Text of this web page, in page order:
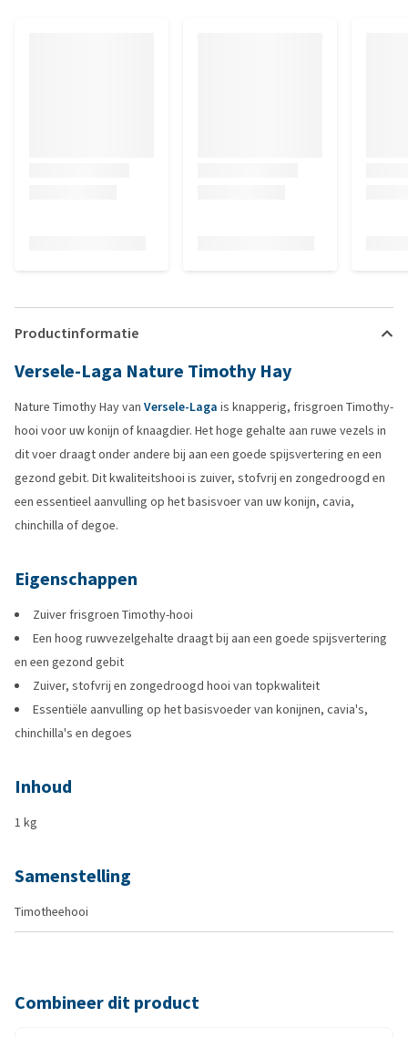
Productinformatie
Versele-Laga Nature Timothy Hay
Nature Timothy Hay van Versele-Laga is knapperig, frisgroen Timothy-
hooi voor uw konijn of knaagdier. Het hoge gehalte aan ruwe vezels in
dit voer draagt onder andere bij aan een goede spijsvertering en een
gezond gebit. Dit kwaliteitshooi is zuiver, stofvrij en zongedroogd en
een essentieel aanvulling op het basisvoer van uw konijn, cavia,
chinchilla of degoe.
Eigenschappen
Zuiver frisgroen Timothy-hooi
Een hoog ruwvezelgehalte draagt bij aan een goede spijsvertering
en een gezond gebit
Zuiver, stofvrij en zongedroogd hooi van topkwaliteit
Essentiële aanvulling op het basisvoeder van konijnen, cavia's,
chinchilla's en degoes
Inhoud
1 kg
Samenstelling
Timotheehooi
Combineer dit product